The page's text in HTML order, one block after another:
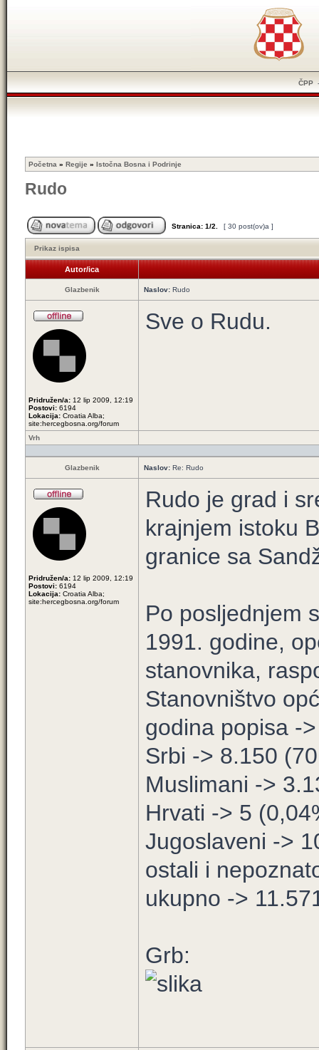
ČPP
Početna » Regije » Istočna Bosna i Podrinje
Rudo
Stranica: 1/2 [ 30 post(ov)a ]
Prikaz ispisa
Autor/ica
Glazbenik Naslov: Rudo
Pridružen/a: 12 lip 2009, 12:19
Postovi: 6194
Lokacija: Croatia Alba;
site:hercegbosna.org/forum
Sve o Rudu.
Vrh
Glazbenik Naslov: Re: Rudo
Pridružen/a: 12 lip 2009, 12:19
Postovi: 6194
Lokacija: Croatia Alba;
site:hercegbosna.org/forum
Rudo je grad i
krajnjem istoku
granice sa
Po posljednjem
1991. godine,
stanovnika,
Stanovništvo
godina popisa -
Srbi -> 8.150
Muslimani ->
Hrvati -> 5
Jugoslaveni ->
ostali i
ukupno ->
Grb: